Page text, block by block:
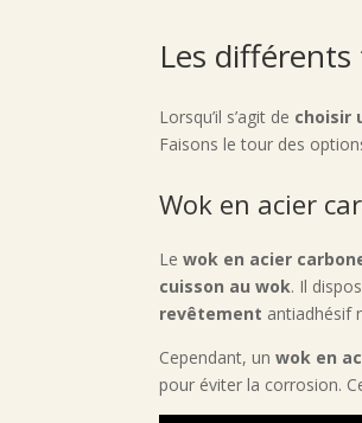
Les
Lorsqu’il s’agit de choisir
Faisons le tour des
Wok en acier
Lewok en acier
cuisson au wok. Il
revêtement antiadhésif
Cependant, unwok en
pour éviter la corrosion.